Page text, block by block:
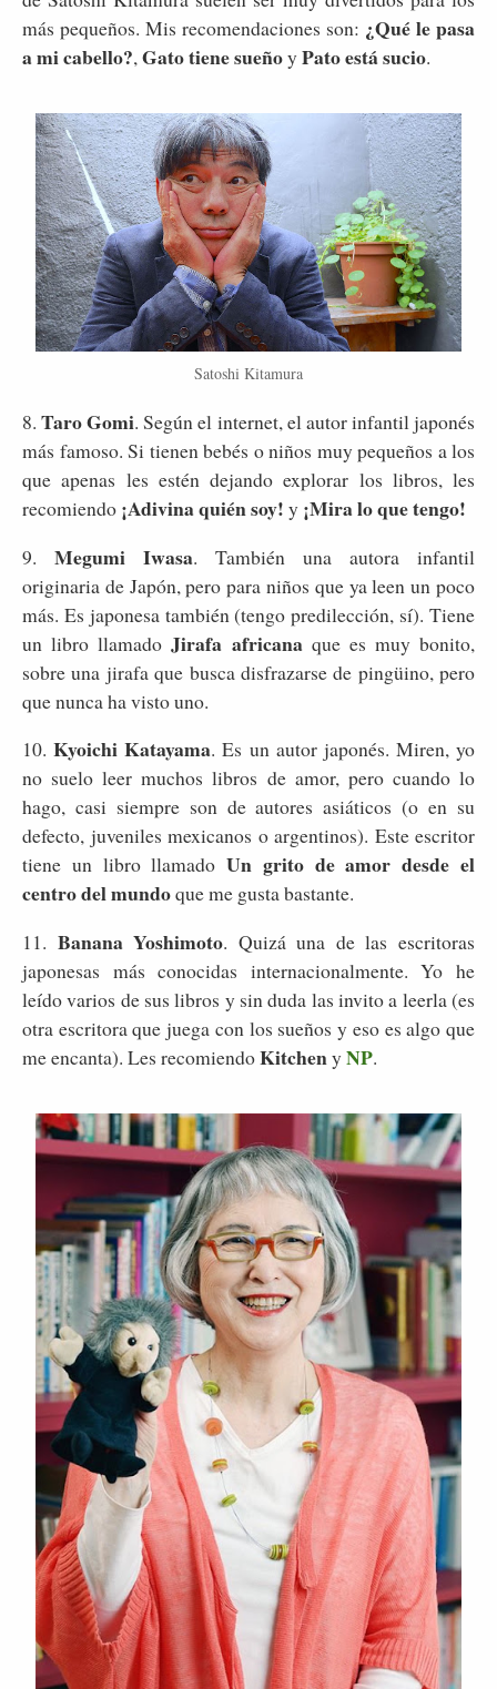
más pequeños. Mis recomendaciones son: ¿Qué le pasa
a mi cabello?,Gato tiene sueñoyPato está sucio.
Satoshi Kitamura
8.Taro Gomi. Según el internet, el autor infantil japonés
más famoso. Si tienen bebés o niños muy pequeños a los
que apenas les estén dejando explorar los libros, les
recomiendo ¡Adivina quién soy! y ¡Mira lo que tengo!
9. Megumi Iwasa.
También una autora infantil
originaria de Japón, pero para niños que ya leen un poco
más. Es japonesa también (tengo predilección, sí). Tiene
un libro llamadoJirafa africana que es muy bonito,
sobre una jirafa que busca disfrazarse de pingüino, pero
que nunca ha visto uno.
10.Kyoichi Katayama. Es un autor japonés. Miren, yo
no suelo leer muchos libros de amor, pero cuando lo
hago, casi siempre son de autores asiáticos (o en su
defecto, juveniles mexicanos o argentinos). Este escritor
tiene un libro llamadoUn grito de amor desde el
centro del mundoque me gusta bastante.
11. Banana Yoshimoto. Quizá una de las escritoras
japonesas más conocidas internacionalmente. Yo he
leído varios de sus libros y sin duda las invito a leerla (es
otra escritora que juega con los sueños y eso es algo que
me encanta). Les recomiendoKitchenyNP.